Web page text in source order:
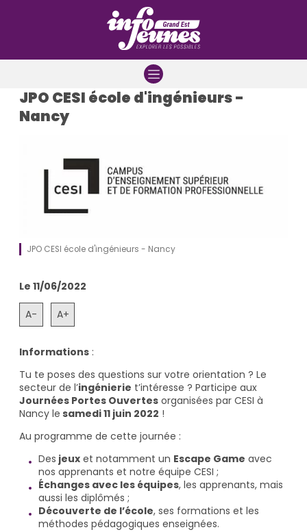
JPO CESI école d'ingénieurs -
Nancy
JPO CESI école d'ingénieurs - Nancy
Le 11/06/2022
A- A+
Informations :
Tu te poses des questions sur votre orientation ? Le
secteur de l’ingénierie t’intéresse ? Participe aux
Journées Portes Ouvertes organisées par CESI à
Nancy le samedi 11 juin 2022 !
Au programme de cette journée :
Des jeux et notamment un Escape Game avec
nos apprenants et notre équipe CESI ;
Échanges avec les équipes, les apprenants, mais
aussi les diplômés ;
Découverte de l’école, ses formations et les
méthodes pédagogiques enseignées.